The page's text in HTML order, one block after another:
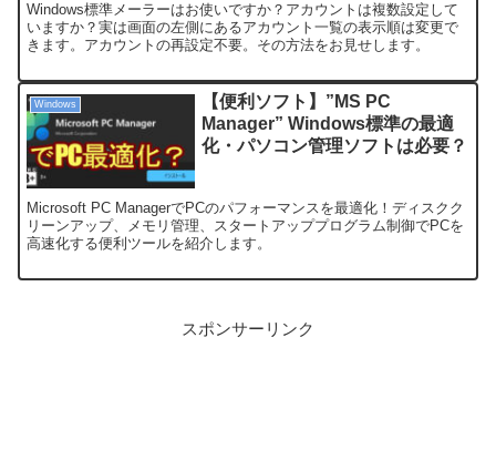
Windows標準メーラーはお使いですか？アカウントは複数設定して
いますか？実は画面の左側にあるアカウント一覧の表示順は変更で
きます。アカウントの再設定不要。その方法をお見せします。
Windows
【便利ソフト】”MS PC
Manager” Windows標準の最適
化・パソコン管理ソフトは必要？
Microsoft PC ManagerでPCのパフォーマンスを最適化！ディスクク
リーンアップ、メモリ管理、スタートアッププログラム制御でPCを
高速化する便利ツールを紹介します。
スポンサーリンク